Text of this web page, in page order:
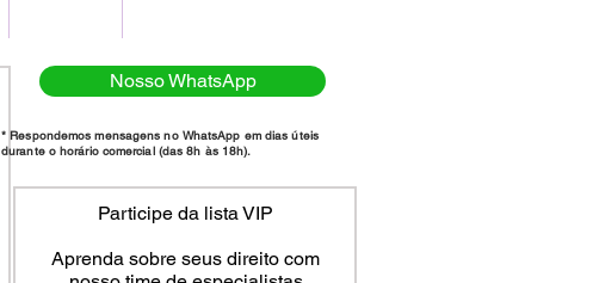
Participe da lista VIP
Aprenda sobre seus direito com
Nosso WhatsApp
* Respondemos mensagens no WhatsApp em dias úteis
durante o horário comercial (das 8h às 18h).